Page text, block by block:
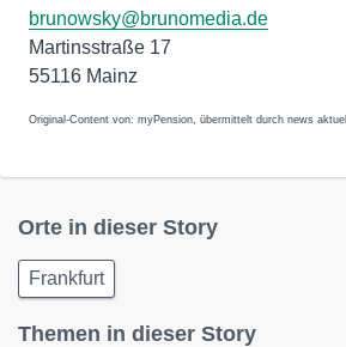
brunowsky@brunomedia.de
Martinsstraße 17
55116 Mainz
Original-Content von: myPension, übermittelt durch news aktuell
Orte in dieser Story
Frankfurt
Themen in dieser Story